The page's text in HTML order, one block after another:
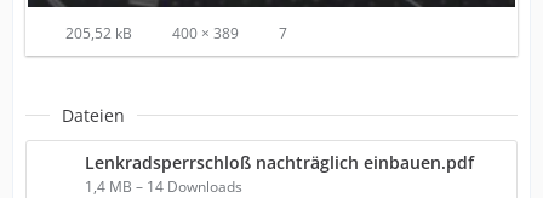
205,52 kB 400 × 389 7
Dateien
Lenkradsperrschloß nachträglich einbauen.pdf
1,4 MB – 14 Downloads